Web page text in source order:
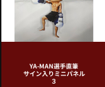
YA-MAN選手直筆
サイン入りミニパネル
３